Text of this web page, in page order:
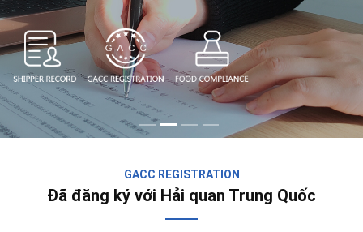
GACC REGISTRATION
Đã đăng ký với Hải quan Trung Quốc